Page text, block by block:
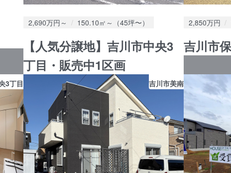
【人気分譲地】吉川市中央3
丁目・販売中1区画
価格：
2,690万円～ 土地面積：
150.10㎡～（45坪〜）
吉川市
価格：
2,850万円
3丁目 吉川市美南